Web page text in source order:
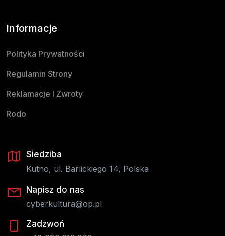
Informacje
Polityka Prywatności
Regulamin Strony
Reklamacje I Zwroty
Rodo
Siedziba
Kutno, ul. Barlickiego 14, Polska
Napisz do nas
cyberkultura@op.pl
Zadzwoń